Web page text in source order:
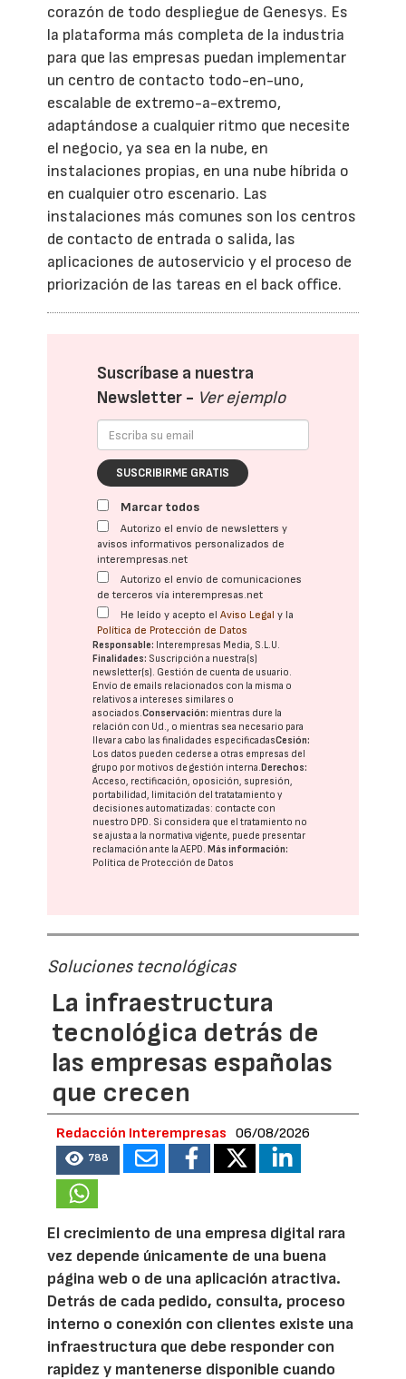
corazón de todo despliegue de Genesys. Es
la plataforma más completa de la industria
para que las empresas puedan implementar
un centro de contacto todo-en-uno,
escalable de extremo-a-extremo,
adaptándose a cualquier ritmo que necesite
el negocio, ya sea en la nube, en
instalaciones propias, en una nube híbrida o
en cualquier otro escenario. Las
instalaciones más comunes son los centros
de contacto de entrada o salida, las
aplicaciones de autoservicio y el proceso de
priorización de las tareas en el back office.
Suscríbase a nuestra
Newsletter - Ver ejemplo
SUSCRIBIRME GRATIS
Marcar todos
Autorizo el envío de newsletters y
avisos informativos personalizados de
interempresas.net
Autorizo el envío de comunicaciones
de terceros vía interempresas.net
He leído y acepto elAviso Legal y la
Política de Protección de Datos
Responsable: Interempresas Media, S.L.U.
Finalidades: Suscripción a nuestra(s)
newsletter(s). Gestión de cuenta de usuario.
Envío de emails relacionados con la misma o
relativos a intereses similares o
asociados.Conservación: mientras dure la
relación con Ud., o mientras sea necesario para
llevar a cabo las finalidades especificadasCesión:
Los datos pueden cederse a otras empresas del
grupo por motivos de gestión interna. Derechos:
Acceso, rectificación, oposición, supresión,
portabilidad, limitación del tratatamiento y
decisiones automatizadas: contacte con
nuestro DPD. Si considera que el tratamiento no
se ajusta a la normativa vigente, puede presentar
reclamación ante laAEPD. Más información:
Política de Protección de Datos
Soluciones tecnológicas
La infraestructura
tecnológica detrás de
las empresas españolas
que crecen
Redacción Interempresas 06/08/2026
788
El crecimiento de una empresa digital rara
vez depende únicamente de una buena
página web o de una aplicación atractiva.
Detrás de cada pedido, consulta, proceso
interno o conexión con clientes existe una
infraestructura que debe responder con
rapidez y mantenerse disponible cuando